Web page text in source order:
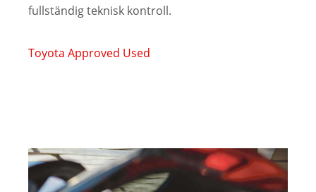
fullständig teknisk kontroll.
Toyota Approved Used